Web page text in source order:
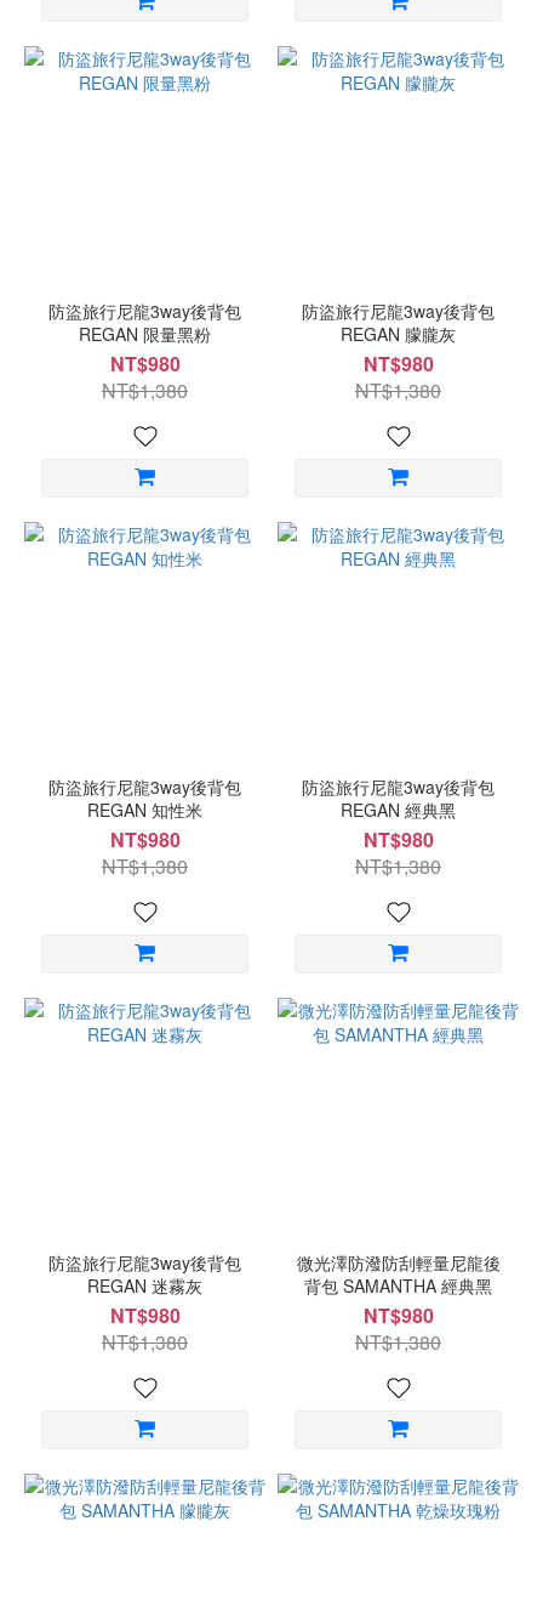
防盜旅行尼龍3way後背包
REGAN 限量黑粉
NT$980
NT$1,380
防盜旅行尼龍3way後背包
REGAN 朦朧灰
NT$980
NT$1,380
防盜旅行尼龍3way後背包
REGAN 知性米
NT$980
NT$1,380
防盜旅行尼龍3way後背包
REGAN 經典黑
NT$980
NT$1,380
防盜旅行尼龍3way後背包
REGAN 迷霧灰
NT$980
NT$1,380
微光澤防潑防刮輕量尼龍後
背包 SAMANTHA 經典黑
NT$980
NT$1,380